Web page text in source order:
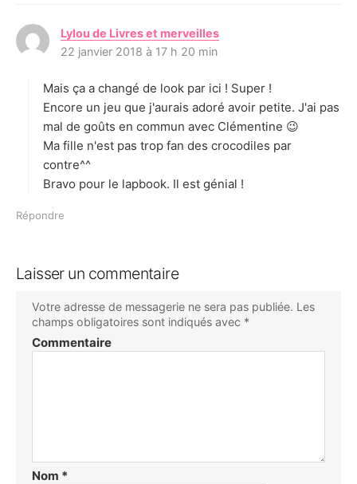
Lylou de Livres et merveilles
:
22 janvier 2018 à 17 h 20 min
Mais ça a changé de look par ici ! Super !
Encore un jeu que j'aurais adoré avoir petite. J'ai pas
mal de goûts en commun avec Clémentine 😉
Ma fille n'est pas trop fan des crocodiles par
contre^^
Bravo pour le lapbook. Il est génial !
Répondre
Laisser un commentaire
Votre adresse de messagerie ne sera pas publiée. Les
champs obligatoires sont indiqués avec *
Commentaire
Nom *